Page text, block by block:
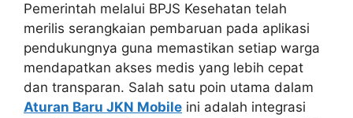
Pemerintah melalui BPJS Kesehatan telah
merilis serangkaian pembaruan pada aplikasi
pendukungnya guna memastikan setiap warga
mendapatkan akses medis yang lebih cepat
dan transparan. Salah satu poin utama dalam
Aturan Baru JKN Mobile ini adalah integrasi